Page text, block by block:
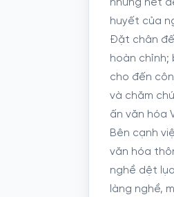
những nét
huyết của
Đặt chân
hoàn chỉnh;
cho đến
và chăm
ấn văn hóa
Bên cạnh
văn hóa
nghề dệt
làng nghề,